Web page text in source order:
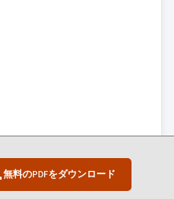
無料のPDFをダウンロード